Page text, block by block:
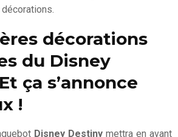
décorations
du Disney
ça s’annonce
!
Disney Destiny mettra en avant